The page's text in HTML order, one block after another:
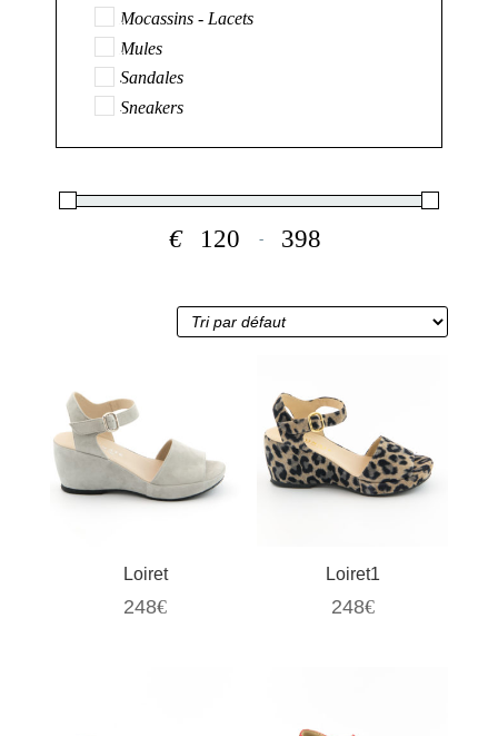
Mocassins - Lacets
Mules
Sandales
Sneakers
€
Minimum Price
-
Maximum Price
Loiret
248€
Loiret1
248€